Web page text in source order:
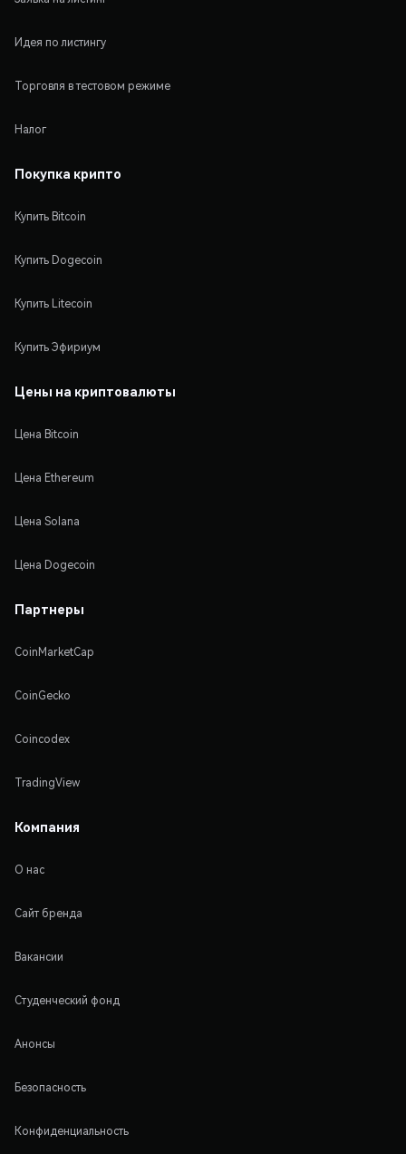
Идея по листингу
Торговля в тестовом режиме
Налог
Покупка крипто
Купить Bitcoin
Купить Dogecoin
Купить Litecoin
Купить Эфириум
Цены на криптовалюты
Цена Bitcoin
Цена Ethereum
Цена Solana
Цена Dogecoin
Партнеры
CoinMarketCap
CoinGecko
Coincodex
TradingView
Компания
О нас
Сайт бренда
Вакансии
Студенческий фонд
Анонсы
Безопасность
Конфиденциальность